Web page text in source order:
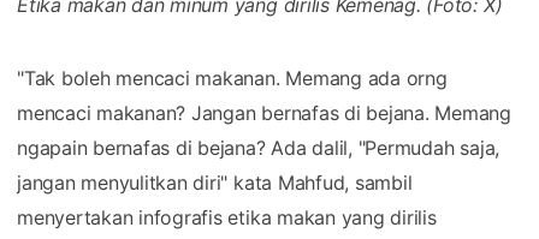
Etika makan dan minum yang dirilis Kemenag. (Foto: X)
"Tak boleh mencaci makanan. Memang ada orng
mencaci makanan? Jangan bernafas di bejana. Memang
ngapain bernafas di bejana? Ada dalil, "Permudah saja,
jangan menyulitkan diri" kata Mahfud, sambil
menyertakan infografis etika makan yang dirilis